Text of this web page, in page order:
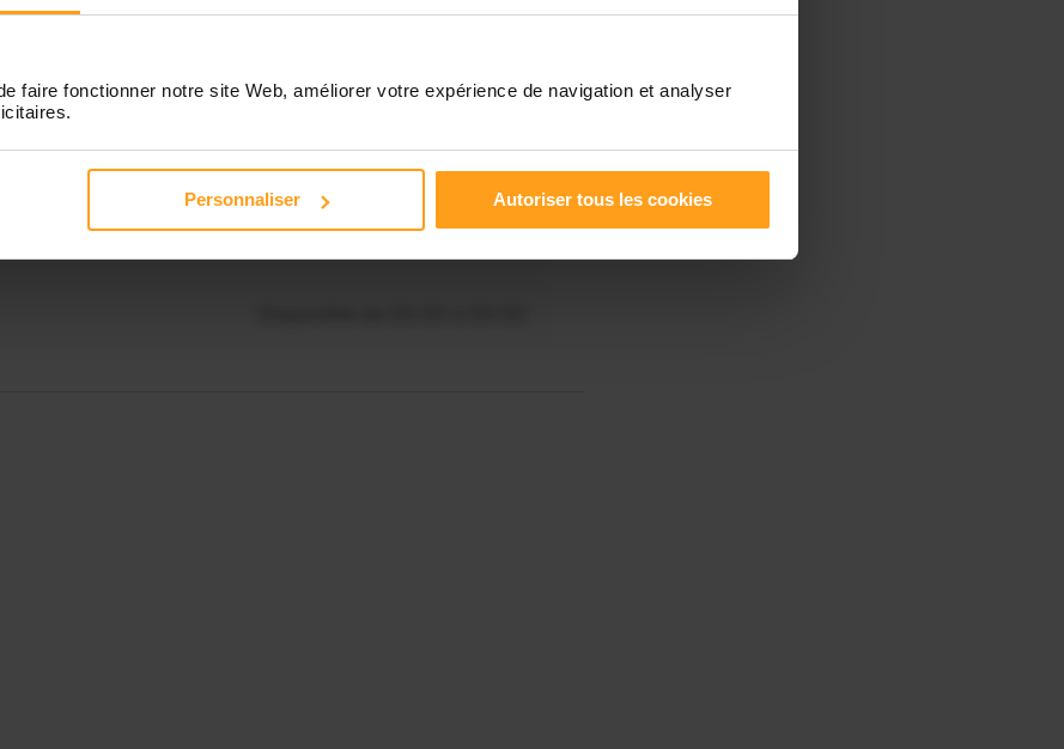
faire fonctionner notre site Web, améliorer votre expérience de navigation et analyser
Personnaliser Autoriser tous les cookies
Disponible de 00:00 à 00:30
Disponible de 00:00 à 00:00
Disponible de 00:00 à 00:00
Disponible de 00:00 à 00:00
de Sandra ?